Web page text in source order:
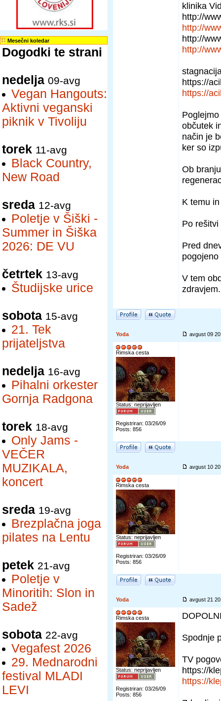
Mesečni koledar
Dogodki te strani
nedelja 09-avg
Vegan Hangouts:
Aktivni veganski
piknik v Tivoliju
torek 11-avg
Black Country,
New Road
sreda 12-avg
Poletje v Šiški -
Summer in Šiška
2026: DE VU
četrtek 13-avg
Študijske urice
sobota 15-avg
21. Tek
prijateljstva
nedelja 16-avg
Pihalni orkester
Gornja Radgona
torek 18-avg
Only Jams -
VEČER
MUZIKALA,
koncert
sreda 19-avg
Brezplačna joga
pilates na Lentu
petek 21-avg
Poletje v
Minoritih: Slon in
Sadež
sobota 22-avg
Vegafest 2026
29. Mednarodni
festival MLADI
LEVI
klinika
http://
http://
http://
http://
https://
https://
občutek
način je
ker so
Ob
K temu
Po
Pred
V tem
zdravjem.
Yoda avgust 09
Rimska cesta
Status: neprijavljen
Registriran: 03/26/09
Posts: 856
Yoda avgust 10
Rimska cesta
Status: neprijavljen
Registriran: 03/26/09
Posts: 856
Yoda avgust 21
Rimska cesta
Status: neprijavljen
Registriran: 03/26/09
Posts: 856
Spodnje
TV
https://
https://